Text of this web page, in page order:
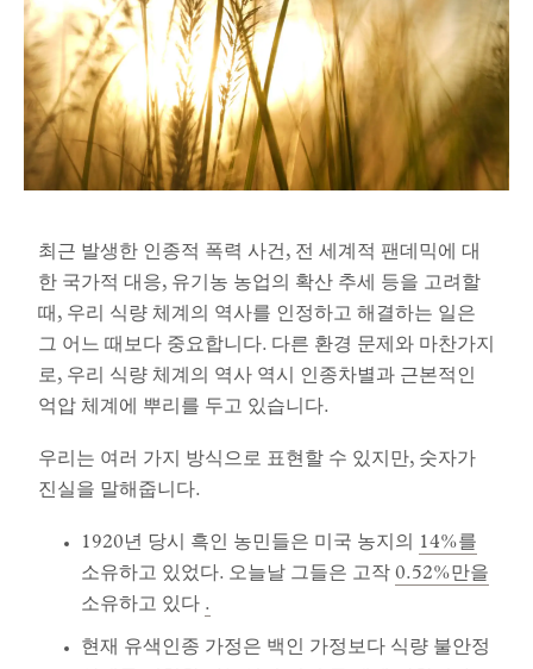
최근 발생한 인종적 폭력 사건, 전 세계적 팬데믹에 대
한 국가적 대응, 유기농 농업의 확산 추세 등을 고려할
때, 우리 식량 체계의 역사를 인정하고 해결하는 일은
그 어느 때보다 중요합니다. 다른 환경 문제와 마찬가지
로, 우리 식량 체계의 역사 역시 인종차별과 근본적인
억압 체계에 뿌리를 두고 있습니다.
우리는 여러 가지 방식으로 표현할 수 있지만, 숫자가
진실을 말해줍니다.
1920년 당시 흑인 농민들은 미국 농지의
14%를
소유하고 있었다. 오늘날 그들은 고작 0.52%만을
소유하고 있다 .
현재 유색인종 가정은 백인 가정보다 식량 불안정